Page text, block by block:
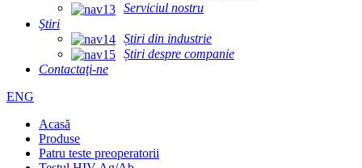
Serviciul nostru
Ştiri
Știri din industrie
Știri despre companie
Contactaţi-ne
ENG
Acasă
Produse
Patru teste preoperatorii